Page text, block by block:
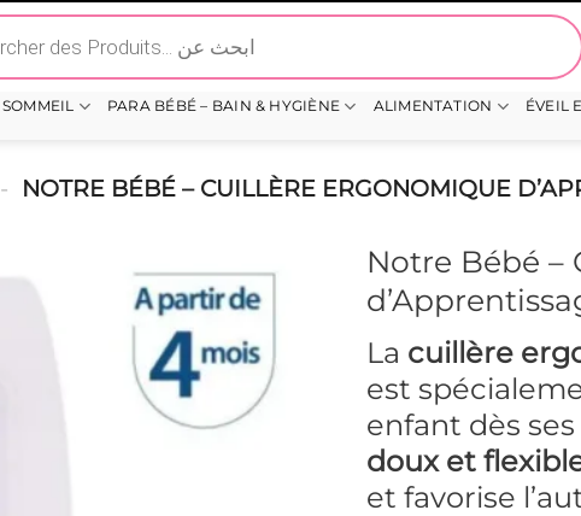
SOMMEIL PARA BÉBÉ – BAIN & HYGIÈNE ALIMENTATION ÉVEIL
- NOTRE BÉBÉ – CUILLÈRE ERGONOMIQUE
Notre Bébé
La cuillère
est
enfant dès
doux et
et favorise